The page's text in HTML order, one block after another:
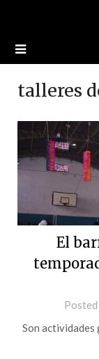
talleres
El
Posted
Son actividades